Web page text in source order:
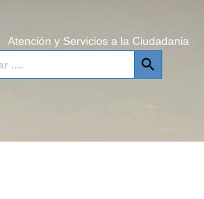
Atención y Servicios a la Ciudadania
SEARCH BUTTON